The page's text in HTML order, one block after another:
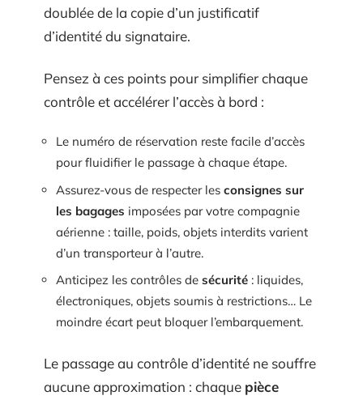
doublée de la copie d’un justificatif
d’identité du signataire.
Pensez à ces points pour simplifier chaque
contrôle et accélérer l’accès à bord :
Le numéro de réservation reste facile d’accès
pour fluidifier le passage à chaque étape.
Assurez-vous de respecter les consignes sur
les bagages imposées par votre compagnie
aérienne : taille, poids, objets interdits varient
d’un transporteur à l’autre.
Anticipez les contrôles de sécurité : liquides,
électroniques, objets soumis à restrictions… Le
moindre écart peut bloquer l’embarquement.
Le passage au contrôle d’identité ne souffre
aucune approximation : chaque pièce